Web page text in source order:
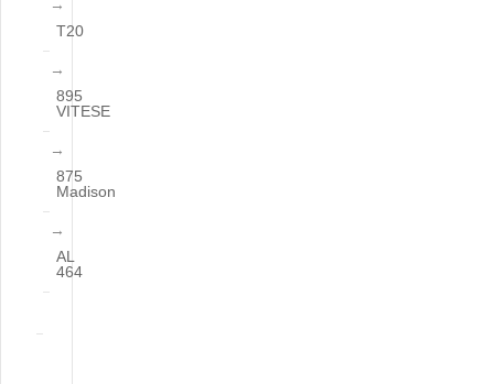
T20
895
VITESE
875
Madison
AL
464